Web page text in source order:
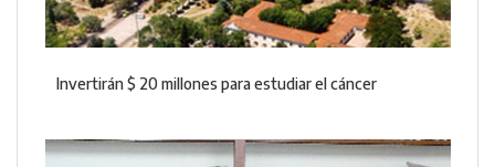
Invertirán $ 20 millones para estudiar el cáncer